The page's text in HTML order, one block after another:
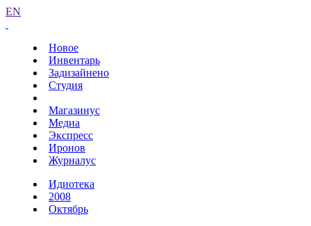
EN
Новое
Инвентарь
Задизайнено
Студия
Магазинус
Медиа
Экспресс
Иронов
Журналус
Идиотека
2008
Октябрь